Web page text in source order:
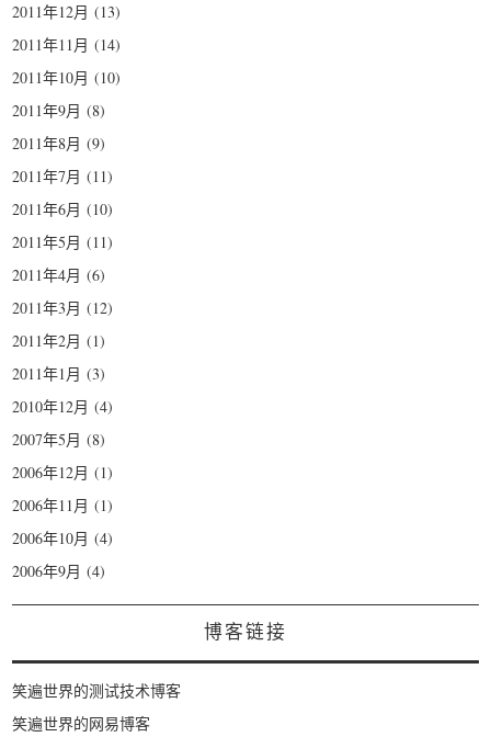
2011年12月 (13)
2011年11月 (14)
2011年10月 (10)
2011年9月 (8)
2011年8月 (9)
2011年7月 (11)
2011年6月 (10)
2011年5月 (11)
2011年4月 (6)
2011年3月 (12)
2011年2月 (1)
2011年1月 (3)
2010年12月 (4)
2007年5月 (8)
2006年12月 (1)
2006年11月 (1)
2006年10月 (4)
2006年9月 (4)
博客链接
笑遍世界的测试技术博客
笑遍世界的网易博客